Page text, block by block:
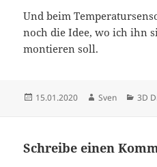
Und beim
noch die Idee, wo ich ihn
montieren soll.
Veröffentlicht
15.01.2020 Autor
Sven 3D
Schreibe einen